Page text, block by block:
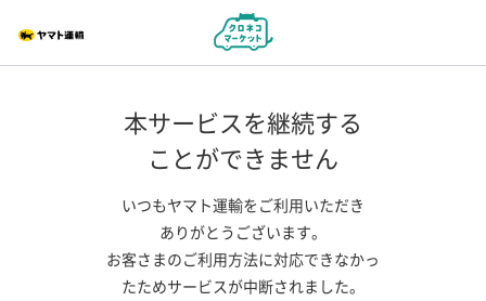
本サービスを継続する
ことができません
いつもヤマト運輸をご利用いただき
ありがとうございます。
お客さまのご利用方法に対応できなかっ
たためサービスが中断されました。